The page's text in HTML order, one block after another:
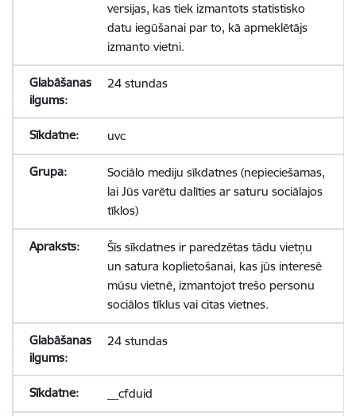
versijas, kas tiek izmantots statistisko
datu iegūšanai par to, kā apmeklētājs
izmanto vietni.
24 stundas
uvc
Sociālo mediju sīkdatnes (nepieciešamas,
lai Jūs varētu dalīties ar saturu sociālajos
tīklos)
Šīs sīkdatnes ir paredzētas tādu vietņu
un satura koplietošanai, kas jūs interesē
mūsu vietnē, izmantojot trešo personu
sociālos tīklus vai citas vietnes.
24 stundas
__cfduid